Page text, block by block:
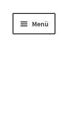
Menü